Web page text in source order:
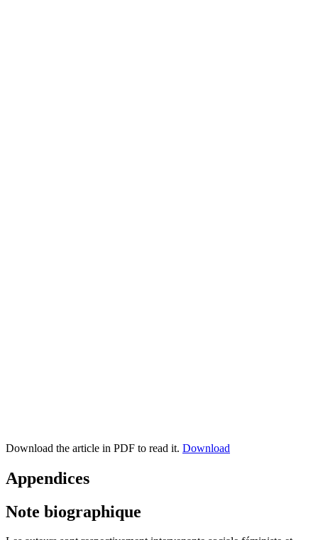
Download the article in PDF to read it. Download
Appendices
Note biographique